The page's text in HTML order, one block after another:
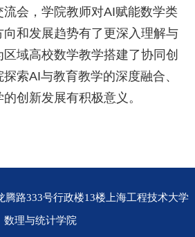
会，学院教师对AI赋能数学类
和发展趋势有了更深入理解与
域高校数学教学搭建了协同创
索AI与教育教学的深度融合、
创新发展有积极意义。
腾路333号行政楼13楼上海工程技术大学
数理与统计学院